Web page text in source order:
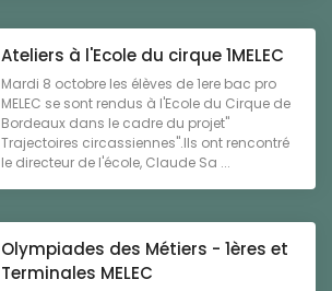
Ateliers à l'Ecole du cirque 1MELEC
Mardi 8 octobre les élèves de 1ere bac pro
MELEC se sont rendus à l'Ecole du Cirque de
Bordeaux dans le cadre du projet"
Trajectoires circassiennes".Ils ont rencontré
le directeur de l'école, Claude Sa ...
Olympiades des Métiers - 1ères et
Terminales MELEC